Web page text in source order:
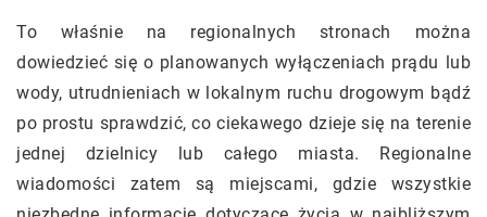
To właśnie na regionalnych stronach można
dowiedzieć się o planowanych wyłączeniach prądu lub
wody, utrudnieniach w lokalnym ruchu drogowym bądź
po prostu sprawdzić, co ciekawego dzieje się na terenie
jednej dzielnicy lub całego miasta. Regionalne
wiadomości zatem są miejscami, gdzie wszystkie